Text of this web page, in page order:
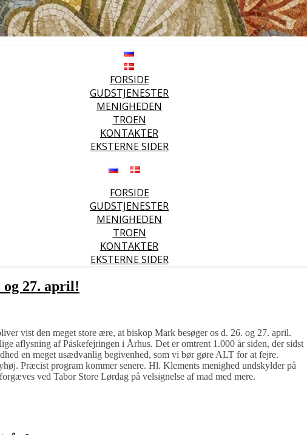
FORSIDE
GUDSTJENESTER
MENIGHEDEN
TROEN
KONTAKTER
EKSTERNE SIDER
FORSIDE
GUDSTJENESTER
MENIGHEDEN
TROEN
KONTAKTER
EKSTERNE SIDER
og 27. april!
vist den meget store ære, at biskop Mark besøger os d. 26. og 27. april.
aflysning af Påskefejringen i Århus. Det er omtrent 1.000 år siden, der sidst
en meget usædvanlig begivenhed, som vi bør gøre ALT for at fejre.
Præcist program kommer senere. Hl. Klements menighed undskylder på
ved Tabor Store Lørdag på velsignelse af mad med mere.